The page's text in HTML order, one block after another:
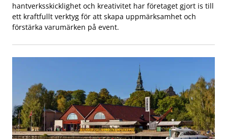
hantverksskicklighet och kreativitet har företaget gjort is till
ett kraftfullt verktyg för att skapa uppmärksamhet och
förstärka varumärken på event.